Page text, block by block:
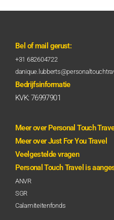
Bel of mail gerust:
+31 682604722
Bedrijfsinformatie
KVK: 76997901
Meer over Personal Touch
Meer over Just For You Travel
Veelgestelde vragen
Personal Touch Travel is
ANVR
SGR
Calamiteitenfonds